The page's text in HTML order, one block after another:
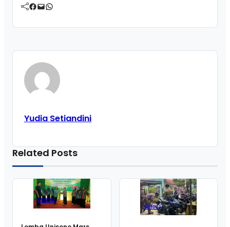
Facebook Mail WhatsApp
Yudia Setiandini
Related Posts
BERITA
BERITA